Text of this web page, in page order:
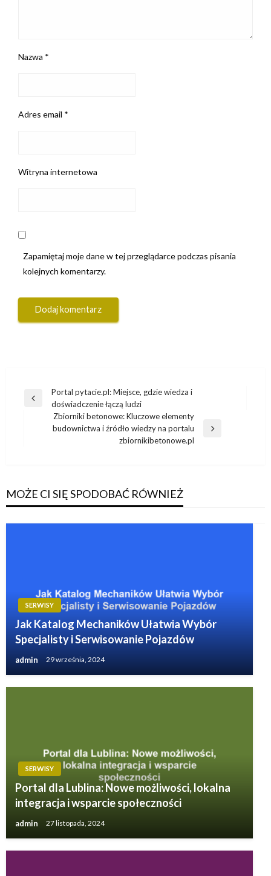
Nazwa *
Adres email *
Witryna internetowa
Zapamiętaj moje dane w tej przeglądarce podczas pisania
kolejnych komentarzy.
Nawigacja
wpisu
Poprzedni
Portal pytacie.pl: Miejsce, gdzie wiedza i
doświadczenie łączą ludzi
Następny
Zbiorniki betonowe: Kluczowe elementy
budownictwa i źródło wiedzy na portalu
zbiornikibetonowe.pl
MOŻE CI SIĘ SPODOBAĆ RÓWNIEŻ
SERWISY
Jak Katalog Mechaników Ułatwia Wybór
Specjalisty i Serwisowanie Pojazdów
admin 29 września, 2024
SERWISY
Portal dla Lublina: Nowe możliwości, lokalna
integracja i wsparcie społeczności
admin 27 listopada, 2024